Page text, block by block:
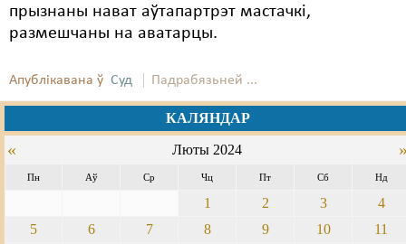
прызнаны нават аўтапартрэт мастачкі,
размешчаны на аватарцы.
Апублікавана ў Суд Падрабязьней ...
КАЛЯНДАР
« Люты 2024
Пн Аў Ср Чц Пт Сб Нд
1 2 3
4
5
6 7 8 9 10
11